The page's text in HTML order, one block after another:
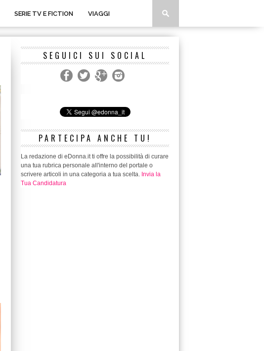
SERIE TV E FICTION VIAGGI
SEGUICI SUI SOCIAL
PARTECIPA ANCHE TU!
La redazione di eDonna.it ti offre la possibilità di curare
una tua rubrica personale all'interno del portale o
scrivere articoli in una categoria a tua scelta. Invia la
Tua Candidatura